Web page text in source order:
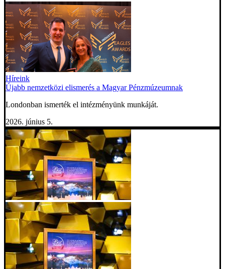
Híreink
Újabb nemzetközi elismerés a Magyar Pénzmúzeumnak
Londonban ismerték el intézményünk munkáját.
2026. június 5.